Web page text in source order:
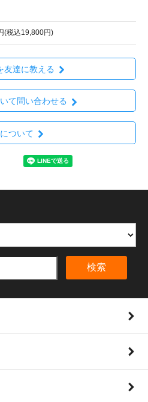
(税込19,800円)
友達に教える
て問い合わせる
ついて
検索